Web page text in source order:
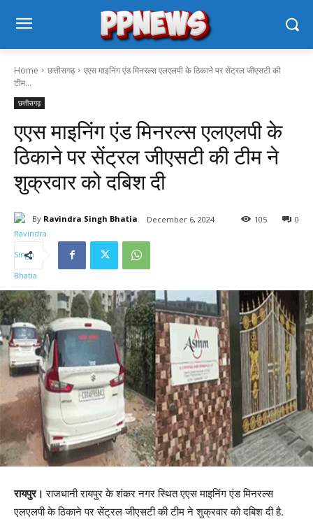
Home छत्तीसगढ़
एएस माइनिंग एंड मिनरल्स एलएलपी के ठिकाने पर सेंट्रल जीएसटी की
टीम...
छत्तीसगढ़
एएस माइनिंग एंड मिनरल्स एलएलपी के
ठिकाने पर सेंट्रल जीएसटी की टीम ने
शुक्रवार को दबिश दी
By Ravindra Singh Bhatia December 6, 2024 0
105
रायपुर। राजधानी रायपुर के शंकर नगर स्थित एएस माइनिंग एंड मिनरल्स
एलएलपी के ठिकाने पर सेंट्रल जीएसटी की टीम ने शुक्रवार को दबिश दी है.